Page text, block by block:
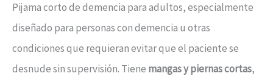
Pijama corto de demencia para adultos, especialmente
diseñado para personas con demencia u otras
condiciones que requieran evitar que el paciente se
desnude sin supervisión. Tiene mangas y piernas cortas,